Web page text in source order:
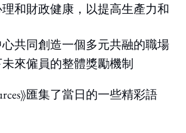
和財政健康，以提高生產力和
共同創造一個多元共融的職場
來僱員的整體獎勵機制
》匯集了當日的一些精彩語